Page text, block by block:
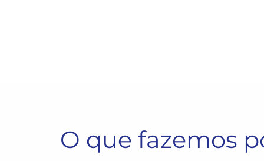
O que fazemos